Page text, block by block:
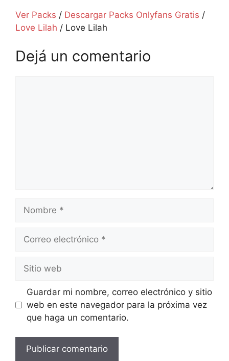
Ver Packs / Descargar Packs Onlyfans Gratis /
Love Lilah / Love Lilah
Dejá un comentario
electrónico
web
Guardar mi nombre, correo electrónico y sitio
web en este navegador para la próxima vez
que haga un comentario.